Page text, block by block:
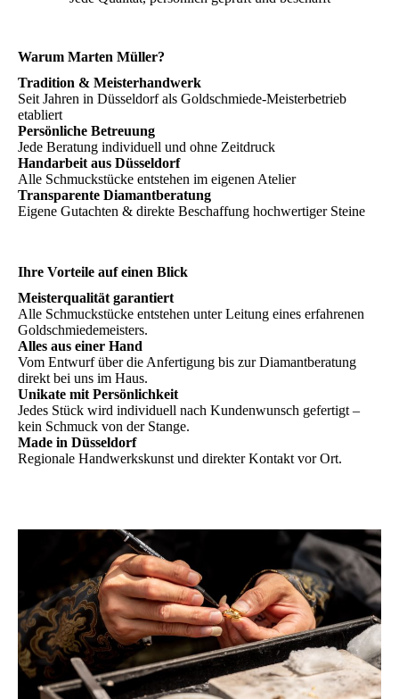
Warum Marten Müller?
Tradition & Meisterhandwerk
Seit Jahren in Düsseldorf als Goldschmiede-Meisterbetrieb
etabliert
Persönliche Betreuung
Jede Beratung individuell und ohne Zeitdruck
Handarbeit aus Düsseldorf
Alle Schmuckstücke entstehen im eigenen Atelier
Transparente Diamantberatung
Eigene Gutachten & direkte Beschaffung hochwertiger Steine
Ihre Vorteile auf einen Blick
Meisterqualität garantiert
Alle Schmuckstücke entstehen unter Leitung eines erfahrenen
Goldschmiedemeisters.
Alles aus einer Hand
Vom Entwurf über die Anfertigung bis zur Diamantberatung
direkt bei uns im Haus.
Unikate mit Persönlichkeit
Jedes Stück wird individuell nach Kundenwunsch gefertigt –
kein Schmuck von der Stange.
Made in Düsseldorf
Regionale Handwerkskunst und direkter Kontakt vor Ort.